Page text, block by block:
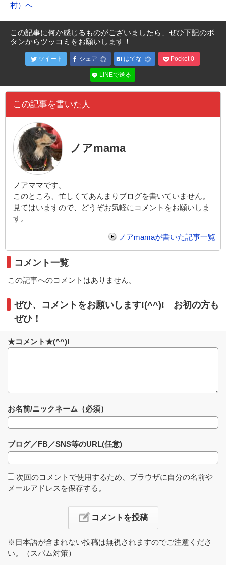
村）へ
この記事に何か感じるものがございましたら、ぜひ下記のボ
タンからツッコミをお願いします！
ツイート シェア はてな Pocket 0
LINEで送る
この記事を書いた人
ノアmama
ノアママです。
このところ、忙しくてあんまりブログを書いていません。
見てはいますので、どうぞお気軽にコメントをお願いしま
す。
ノアmamaが書いた記事一覧
コメント一覧
この記事へのコメントはありません。
ぜひ、コメントをお願いします!(^^)! お初の方も
ぜひ！
★コメント★(^^)!
お名前/ニックネーム（必須）
ブログ／FB／SNS等のURL(任意)
次回のコメントで使用するため、ブラウザに自分の名前や
メールアドレスを保存する。
※日本語が含まれない投稿は無視されますのでご注意くださ
い。（スパム対策）